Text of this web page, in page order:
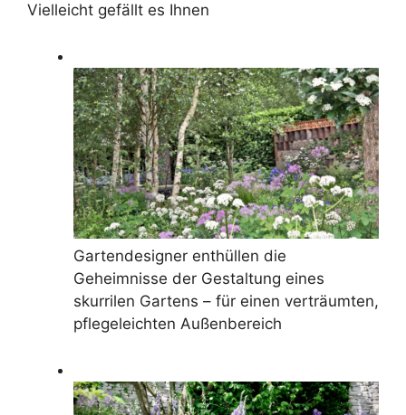
Vielleicht gefällt es Ihnen
Gartendesigner enthüllen die
Geheimnisse der Gestaltung eines
skurrilen Gartens – für einen verträumten,
pflegeleichten Außenbereich